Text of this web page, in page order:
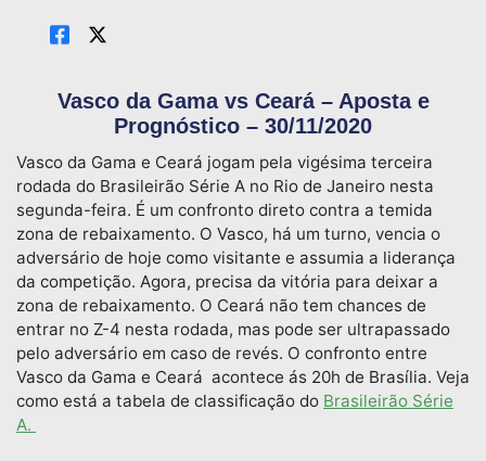
Vasco da Gama vs Ceará – Aposta e
Prognóstico – 30/11/2020
Vasco da Gama e Ceará jogam pela vigésima terceira
rodada do Brasileirão Série A no Rio de Janeiro nesta
segunda-feira. É um confronto direto contra a temida
zona de rebaixamento. O Vasco, há um turno, vencia o
adversário de hoje como visitante e assumia a liderança
da competição. Agora, precisa da vitória para deixar a
zona de rebaixamento. O Ceará não tem chances de
entrar no Z-4 nesta rodada, mas pode ser ultrapassado
pelo adversário em caso de revés. O confronto entre
Vasco da Gama e Ceará acontece ás 20h de Brasília. Veja
como está a tabela de classificação do Brasileirão Série
A.